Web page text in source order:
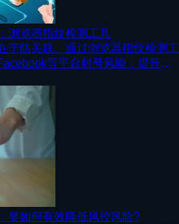
浏览器指纹检测工具
于防关联。通过浏览器指纹检测工
等平台封号风险，提升多
要如何有效降低风控风险?